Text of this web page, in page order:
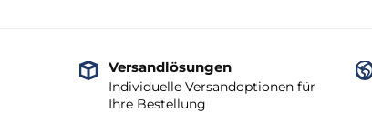
Versandlösungen
Individuelle Versandoptionen für
Ihre Bestellung